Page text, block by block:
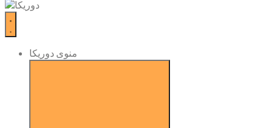
منوی دوریکا